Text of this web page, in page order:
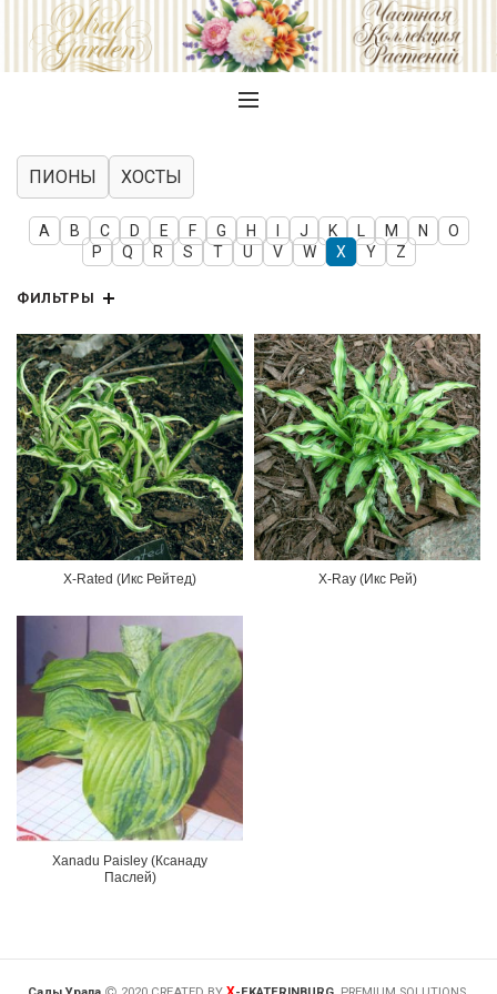
ПИОНЫ ХОСТЫ
A B C D E F G H J K M N
O
P
Q R S T U V W X Y Z
ФИЛЬТРЫ
X-Rated (Икс Рейтед) X-Ray (Икс Рей)
Xanadu Paisley (Ксанаду
Паслей)